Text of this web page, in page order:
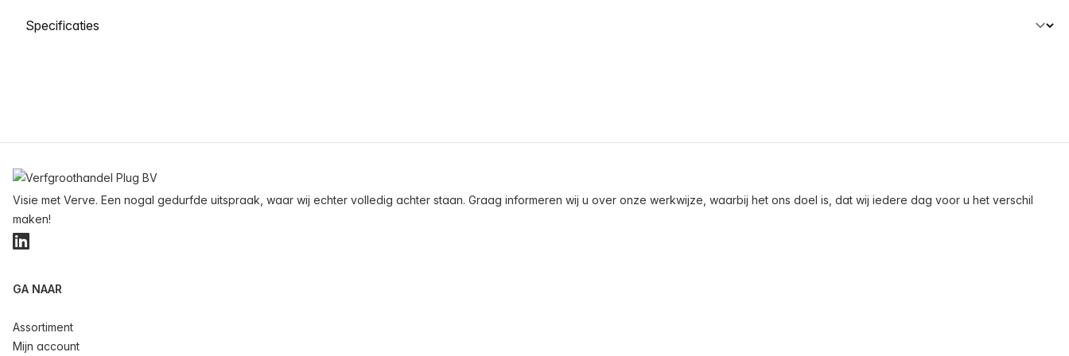
Selecteer een tabblad
Visie met Verve. Een nogal gedurfde uitspraak, waar wij echter volledig achter staan. Graag informeren wij u over onze werkwijze, waarbij het ons doel is, dat wij iedere dag voor u het verschil
maken!
LinkedIn
GA NAAR
Assortiment
Mijn account